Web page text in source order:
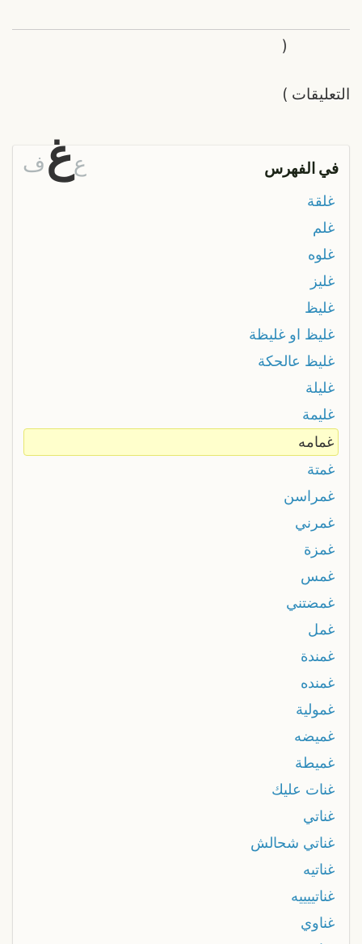
التعليقات
(
)
في الفهرس عغف
غلقة
غلم
غلوه
غليز
غليظ
غليظ او غليظة
غليظ عالحكة
غليلة
غليمة
غمامه
غمتة
غمراسن
غمرني
غمزة
غمس
غمضتني
غمل
غمندة
غمنده
غمولية
غميضه
غميطة
غنات عليك
غناتي
غناتي شحالش
غناتيه
غناتييييه
غناوي